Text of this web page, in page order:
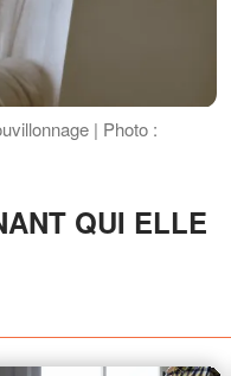
| Photo :
QUI ELLE